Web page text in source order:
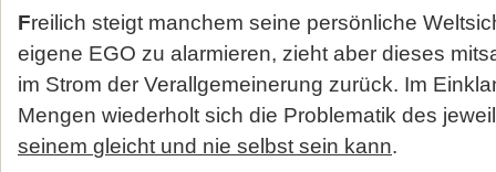
Freilich steigt manchem seine persönliche
eigene EGO zu alarmieren, zieht aber dieses
im Strom der Verallgemeinerung zurück. Im
Mengen wiederholt sich die Problematik des
seinem gleicht und nie selbst sein kann.